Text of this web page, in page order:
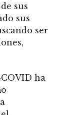
sus
sus
ser
ha